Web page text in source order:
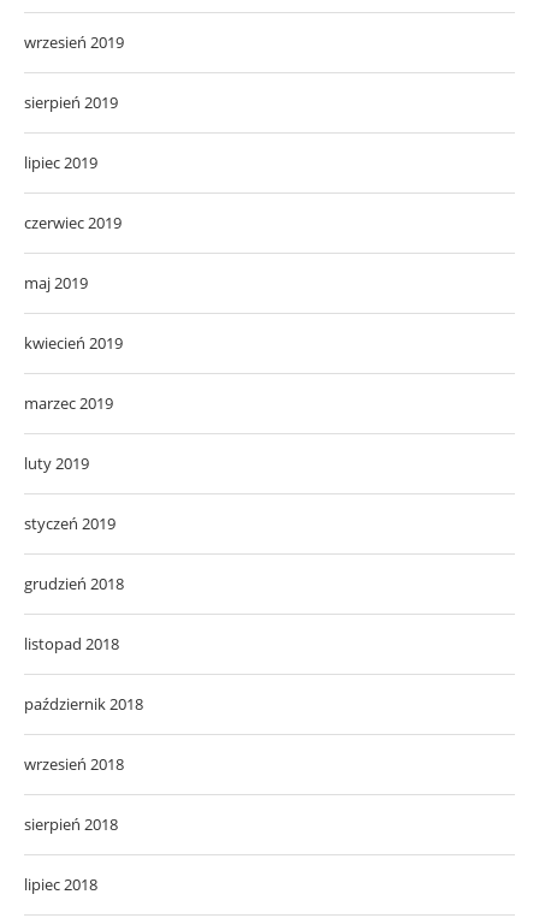
wrzesień 2019
sierpień 2019
lipiec 2019
czerwiec 2019
maj 2019
kwiecień 2019
marzec 2019
luty 2019
styczeń 2019
grudzień 2018
listopad 2018
październik 2018
wrzesień 2018
sierpień 2018
lipiec 2018